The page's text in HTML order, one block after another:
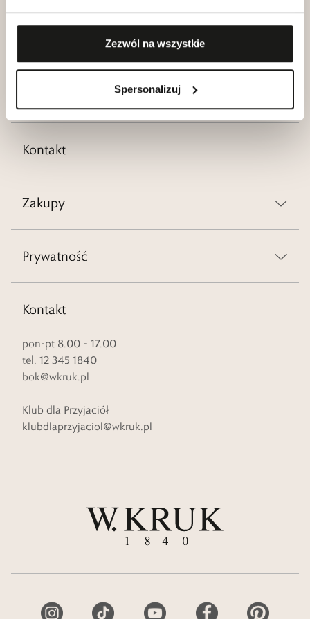
Zezwól na wszystkie
Spersonalizuj
Kontakt
Zakupy
Prywatność
Kontakt
pon-pt 8.00 – 17.00
tel. 12 345 1840
bok@wkruk.pl
Klub dla Przyjaciół
klubdlaprzyjaciol@wkruk.pl